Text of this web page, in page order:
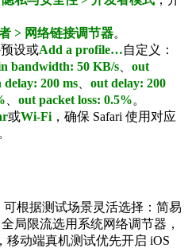
> 网络链接调节器。
预设或Add a profile…自定义：
bandwidth: 50 KB/s
out
delay: 200 ms
out delay: 200
out packet loss: 0.5%。
或Wi-Fi ，确保 Safari 使用对应
根据测试场景灵活选择：简易
局限流选用系统网络调节器，
移动端真机测试优先开启 iOS